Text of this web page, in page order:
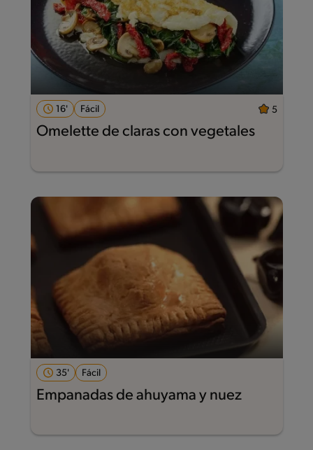
16' Fácil 5
Omelette de claras con vegetales
35' Fácil
Empanadas de ahuyama y nuez